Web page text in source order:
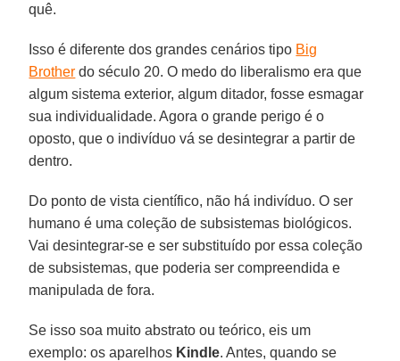
quê.
Isso é diferente dos grandes cenários tipo Big
Brother do século 20. O medo do liberalismo era que
algum sistema exterior, algum ditador, fosse esmagar
sua individualidade. Agora o grande perigo é o
oposto, que o indivíduo vá se desintegrar a partir de
dentro.
Do ponto de vista científico, não há indivíduo. O ser
humano é uma coleção de subsistemas biológicos.
Vai desintegrar-se e ser substituído por essa coleção
de subsistemas, que poderia ser compreendida e
manipulada de fora.
Se isso soa muito abstrato ou teórico, eis um
exemplo: os aparelhos Kindle. Antes, quando se